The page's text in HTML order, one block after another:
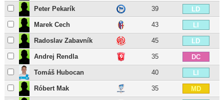
Peter Pekarík 39 LD
Marek Cech 43 LI
Radoslav Zabavník 45 LD
Andrej Rendla 35 DC
Tomáš Hubocan 40 LI
Róbert Mak 35 MD